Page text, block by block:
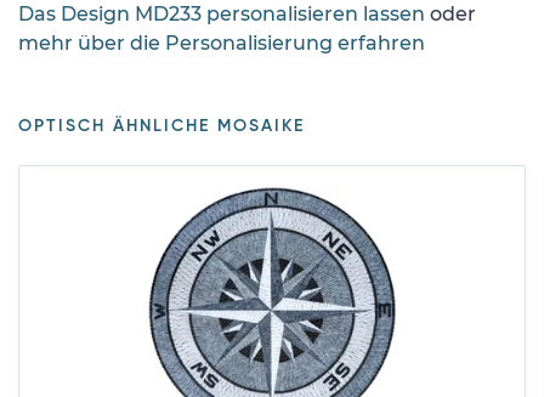
Das Design MD233 personalisieren lassen oder
mehr über die Personalisierung erfahren
OPTISCH ÄHNLICHE MOSAIKE